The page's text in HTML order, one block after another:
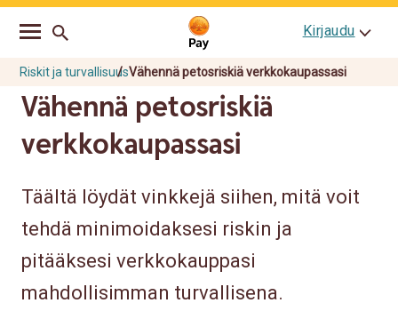
Go
navigation
Skip
Kirjaudu
Riskit ja turvallisuusVähennä petosriskiä verkkokaupassasi
Vähennä petosriskiä
verkkokaupassasi
Täältä löydät vinkkejä siihen, mitä voit
tehdä minimoidaksesi riskin ja
pitääksesi verkkokauppasi
mahdollisimman turvallisena.